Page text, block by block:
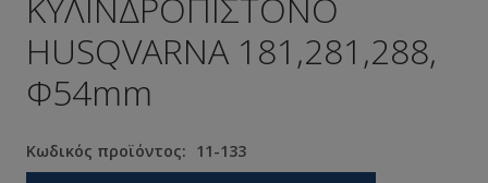
ΚΥΛΙΝΔΡΟΠΙΣΤΟΝΟ
HUSQVARNA 181,281,288,
Φ54mm
Κωδικός προϊόντος: 11-133